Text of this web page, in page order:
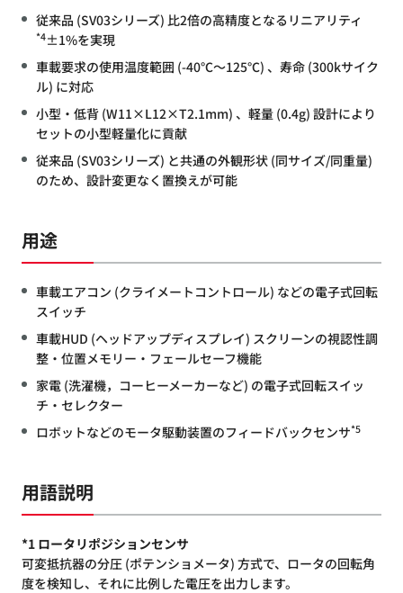
従来品 (SV03シリーズ) 比2倍の高精度となるリニアリティ
*4±1%を実現
車載要求の使用温度範囲 (-40℃～125℃) 、寿命 (300kサイク
ル) に対応
小型・低背 (W11×L12×T2.1mm) 、軽量 (0.4g) 設計により
セットの小型軽量化に貢献
従来品 (SV03シリーズ) と共通の外観形状 (同サイズ/同重量)
のため、設計変更なく置換えが可能
用途
車載エアコン (クライメートコントロール) などの電子式回転
スイッチ
車載HUD (ヘッドアップディスプレイ) スクリーンの視認性調
整・位置メモリー・フェールセーフ機能
家電 (洗濯機，コーヒーメーカーなど) の電子式回転スイッ
チ・セレクター
ロボットなどのモータ駆動装置のフィードバックセンサ*5
用語説明
*1 ロータリポジションセンサ
可変抵抗器の分圧 (ポテンショメータ) 方式で、ロータの回転角
度を検知し、それに比例した電圧を出力します。